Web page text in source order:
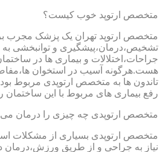
متخصص ارتوپد خوب کیست؟
متخصص ارتوپد تهران یک پزشک مجرب
تشخیص،درمان،پیشگیری و توانبخشی به
جراحات،اختلالات و بیماری ها در
هست.هرگونه آسیب در استخوان
تاندون ها به متخصص ارتوپدی مربوط
رفع بیماری های مربوط با این ساختمان
متخصص ارتوپدی چه چیزی را درمان می
متخصص ارتوپدی بسیاری از مشکلات
نیاز به جراحی و از طریق